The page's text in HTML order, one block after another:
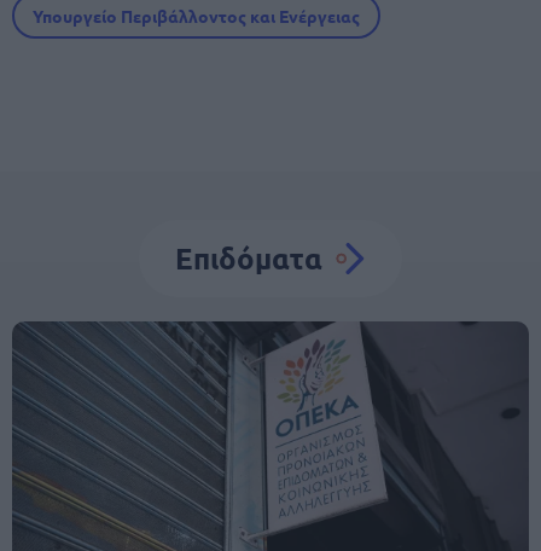
Υπουργείο Περιβάλλοντος και Ενέργειας
Επιδόματα